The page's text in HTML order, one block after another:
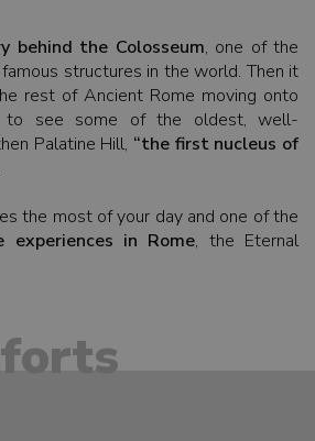
behind the Colosseum, one of the
structures in the world. Then it
rest of Ancient Rome moving onto
to see some of the oldest, well-
Palatine Hill, “the first nucleus of
the most of your day and one of the
experiences in Rome, the Eternal